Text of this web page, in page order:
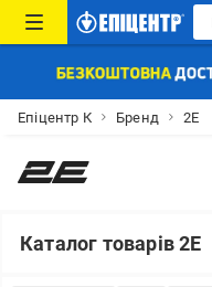
Епіцентр К Бренд 2E
Каталог товарів 2E